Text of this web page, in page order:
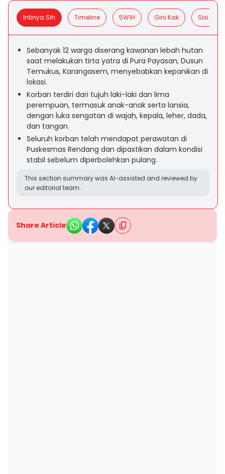
Intinya Sih Timeline 5W1H Gini Kak Sisi
Sebanyak 12 warga diserang kawanan lebah hutan
saat melakukan tirta yatra di Pura Payasan, Dusun
Temukus, Karangasem, menyebabkan kepanikan di
lokasi.
Korban terdiri dari tujuh laki-laki dan lima
perempuan, termasuk anak-anak serta lansia,
dengan luka sengatan di wajah, kepala, leher, dada,
dan tangan.
Seluruh korban telah mendapat perawatan di
Puskesmas Rendang dan dipastikan dalam kondisi
stabil sebelum diperbolehkan pulang.
This section summary was AI-assisted and reviewed by
our editorial team.
Share Article